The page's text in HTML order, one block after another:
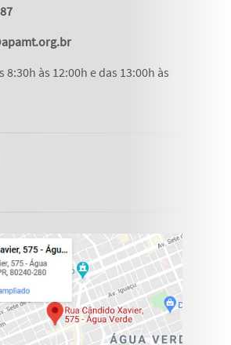
8:30h às 12:00h e das 13:00h às